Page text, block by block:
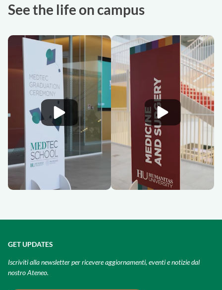
See the life on campus
GET UPDATES
Iscriviti alla newsletter per ricevere aggiornamenti, eventi e notizie dal
nostro Ateneo.